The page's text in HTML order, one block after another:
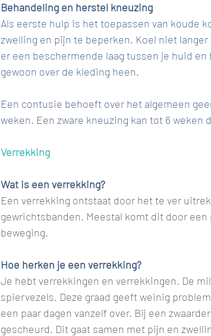
Behandeling en herstel kneuzing
Als eerste hulp is het toepassen van koude
zwelling en pijn te beperken. Koel niet
er een beschermende laag tussen je huid
gewoon over de kleding heen.
Een contusie behoeft over het algemeen
weken. Een zware kneuzing kan tot 6 weken
Verrekking
Wat is een verrekking?
Een verrekking ontstaat door het te ver
gewrichtsbanden. Meestal komt dit door
beweging.
Hoe herken je een verrekking?
Je hebt verrekkingen en verrekkingen. De
spiervezels. Deze graad geeft weinig
een paar dagen vanzelf over. Bij een
gescheurd. Dit gaat samen met pijn en